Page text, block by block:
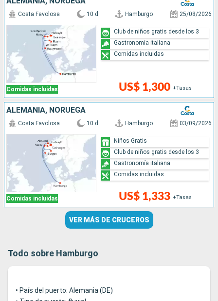
Comidas incluidas
Costa Favolosa 10 d Hamburgo 25/08/2026
US$ 1,300 +Tasas
Club de niños gratis desde los 3
Gastronomía italiana
Comidas incluidas
ALEMANIA, NORUEGA
Comidas incluidas
Costa Favolosa 10 d Hamburgo 03/09/2026
US$ 1,333 +Tasas
Niños Gratis
Club de niños gratis desde los 3
Gastronomía italiana
Comidas incluidas
VER MÁS DE CRUCEROS
Todo sobre Hamburgo
• País del puerto: Alemania (DE)